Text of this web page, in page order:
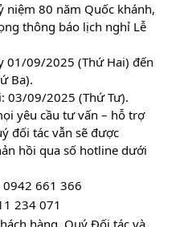
niệm 80 năm Quốc khánh,
thông báo lịch nghỉ Lễ
01/09/2025 (Thứ Hai) đến
Ba).
03/09/2025 (Thứ Tư).
yêu cầu tư vấn – hỗ trợ
đối tác vẫn sẽ được
hồi qua số hotline dưới
0942 661 366
234 071
hàng, Quý Đối tác và